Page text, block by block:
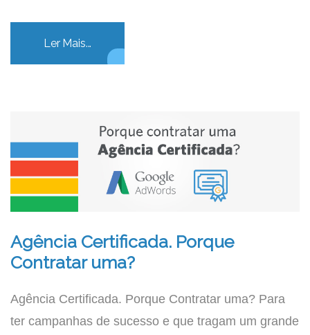
Ler Mais...
Agência Certificada. Porque
Contratar uma?
Agência Certificada. Porque Contratar uma? Para
ter campanhas de sucesso e que tragam um grande